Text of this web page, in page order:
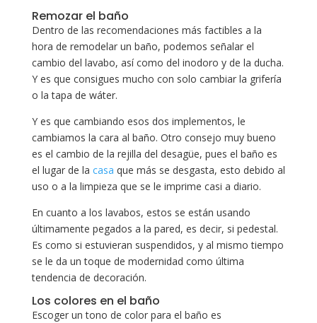
Remozar el baño
Dentro de las recomendaciones más factibles a la
hora de remodelar un baño, podemos señalar el
cambio del lavabo, así como del inodoro y de la ducha.
Y es que consigues mucho con solo cambiar la grifería
o la tapa de wáter.
Y es que cambiando esos dos implementos, le
cambiamos la cara al baño. Otro consejo muy bueno
es el cambio de la rejilla del desagüe, pues el baño es
el lugar de la casa que más se desgasta, esto debido al
uso o a la limpieza que se le imprime casi a diario.
En cuanto a los lavabos, estos se están usando
últimamente pegados a la pared, es decir, si pedestal.
Es como si estuvieran suspendidos, y al mismo tiempo
se le da un toque de modernidad como última
tendencia de decoración.
Los colores en el baño
Escoger un tono de color para el baño es